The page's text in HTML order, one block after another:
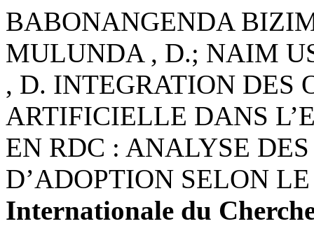
BABONANGENDA
MULUNDA , D.; NAIM
, D. INTEGRATION DES
ARTIFICIELLE DANS
EN RDC : ANALYSE
D’ADOPTION SELON
Internationale du